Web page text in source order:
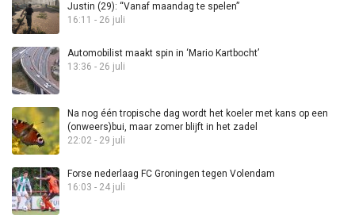
Justin (29): “Vanaf maandag te spelen”
16:11 - 26 juli
Automobilist maakt spin in ‘Mario Kartbocht’
13:36 - 26 juli
Na nog één tropische dag wordt het koeler met kans op een
(onweers)bui, maar zomer blijft in het zadel
22:02 - 29 juli
Forse nederlaag FC Groningen tegen Volendam
16:03 - 24 juli